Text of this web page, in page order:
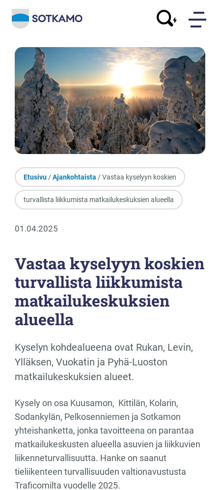
Etusivu /Ajankohtaista / Vastaa kyselyyn koskien
turvallista liikkumista matkailukeskuksien alueella
01.04.2025
Vastaa kyselyyn koskien
turvallista liikkumista
matkailukeskuksien
alueella
Kyselyn kohdealueena ovat Rukan, Levin,
Ylläksen, Vuokatin ja Pyhä-Luoston
matkailukeskuksien alueet.
Kysely on osa Kuusamon, Kittilän, Kolarin,
Sodankylän, Pelkosenniemen ja Sotkamon
yhteishanketta, jonka tavoitteena on parantaa
matkailukeskusten alueella asuvien ja liikkuvien
liikenneturvallisuutta. Hanke on saanut
tieliikenteen turvallisuuden valtionavustusta
Traficomilta vuodelle 2025.